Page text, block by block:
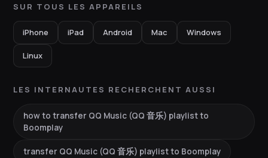
SUR TOUS LES APPAREILS
iPhone iPad Android Mac Windows
Linux
LES INTERNAUTES RECHERCHENT AUSSI
how to transfer QQ Music (QQ 音乐) playlist to
Boomplay
transfer QQ Music (QQ 音乐) playlist to Boomplay